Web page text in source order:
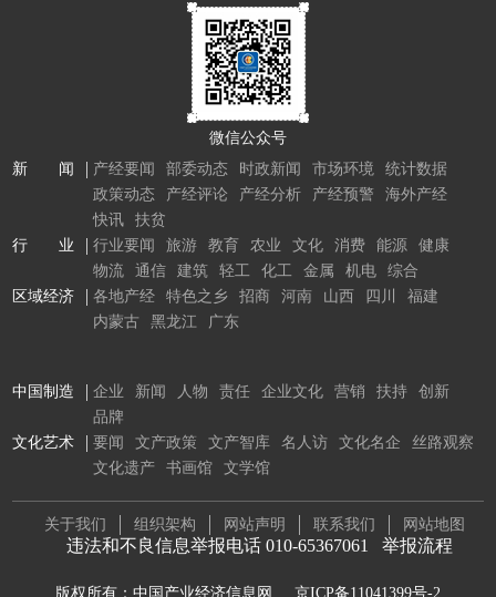
微信公众号
新 闻
产经要闻 部委动态 时政新闻 市场环境
统计数据
政策动态
产经评论 产经分析 产经预警
海外产经
快讯
扶贫
行 业
行业要闻 旅游 教育 农业 文化 消费 能源
健康
物流
通信 建筑 轻工 化工 金属 机电
综合
区域经济
各地产经 特色之乡 招商 河南 山西 四川
福建
内蒙古
黑龙江 广东
中国制造 企业 新闻 人物 责任 企业文化 营销 扶持
创新
品牌
文化艺术
要闻 文产政策 文产智库 名人访 文化名企
丝路观察
文化遗产
书画馆 文学馆
关于我们 组织架构 网站声明 联系我们 网站地图
违法和不良信息举报电话 010-65367061 举报流程
版权所有：中国产业经济信息网 京ICP备11041399号-2